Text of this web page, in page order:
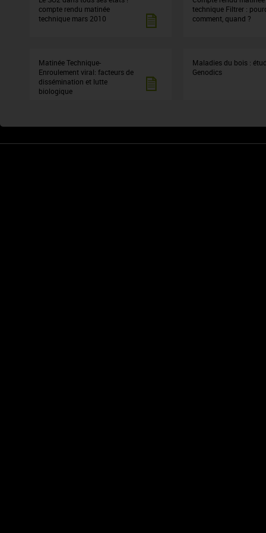
compte rendu matinée
technique mars 2010
technique Filtrer :
comment, quand ?
Matinée Technique-
Enroulement viral: facteurs de
dissémination et lutte
biologique
Maladies du bois :
Genodics